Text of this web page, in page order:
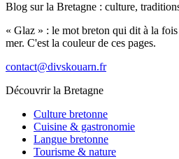
Blog sur la Bretagne : culture,
« Glaz » : le mot breton qui dit à la
mer. C'est la couleur de ces pages.
contact@divskouarn.fr
Découvrir la Bretagne
Culture bretonne
Cuisine & gastronomie
Langue bretonne
Tourisme & nature